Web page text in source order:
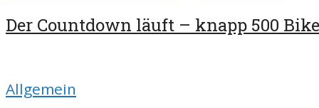
Der Countdown läuft – knapp 500
Allgemein